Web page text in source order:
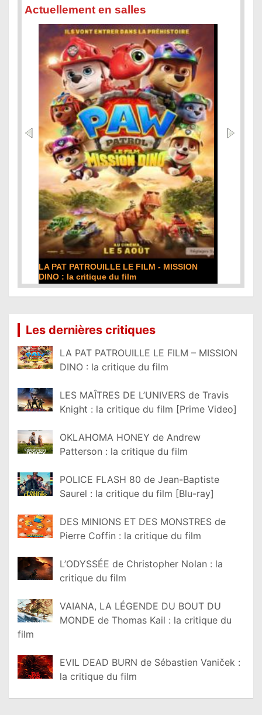
Actuellement en salles
DE LA COMÉDIE-FRANÇAISE : la critique du
film
Les dernières critiques
LA PAT PATROUILLE LE FILM – MISSION
DINO : la critique du film
LES MAÎTRES DE L’UNIVERS de Travis
Knight : la critique du film [Prime Video]
OKLAHOMA HONEY de Andrew
Patterson : la critique du film
POLICE FLASH 80 de Jean-Baptiste
Saurel : la critique du film [Blu-ray]
DES MINIONS ET DES MONSTRES de
Pierre Coffin : la critique du film
L’ODYSSÉE de Christopher Nolan : la
critique du film
VAIANA, LA LÉGENDE DU BOUT DU
MONDE de Thomas Kail : la critique du
film
EVIL DEAD BURN de Sébastien Vaniček :
la critique du film